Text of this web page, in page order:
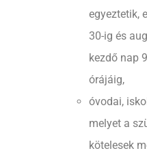
egyeztetik,
30-ig és
kezdő nap
órájáig,
óvodai,
melyet a
kötelesek